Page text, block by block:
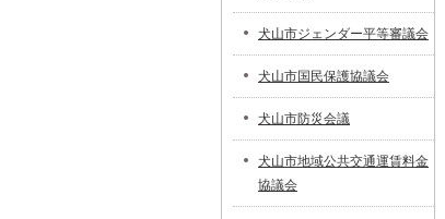
犬山市ジェンダー平等審議会
犬山市国民保護協議会
犬山市防災会議
犬山市地域公共交通運賃料金
協議会